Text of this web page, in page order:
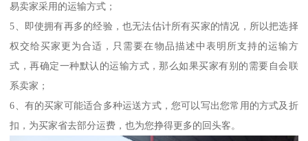
易卖家采用的运输方式；
5、即使拥有再多的经验，也无法估计所有买家的情况，所以把选择
权交给买家更为合适，只需要在物品描述中表明所支持的运输方
式，再确定一种默认的运输方式，那么如果买家有别的需要自会联
系卖家；
6、有的买家可能适合多种运送方式，您可以写出您常用的方式及折
扣，为买家省去部分运费，也为您挣得更多的回头客。